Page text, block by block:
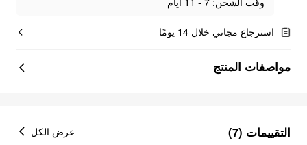
استرجاع مجاني خلال 14 يومًا
مواصفات المنتج
التقييمات (7) عرض الكل